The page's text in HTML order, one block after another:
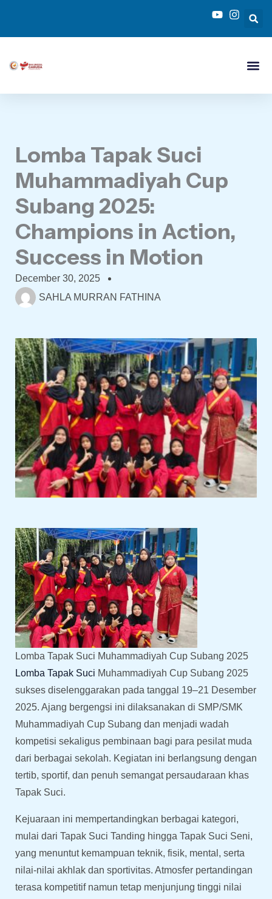
Lomba Tapak Suci
Muhammadiyah Cup
Subang 2025:
Champions in Action,
Success in Motion
December 30, 2025
SAHLA MURRAN FATHINA
Lomba Tapak Suci Muhammadiyah Cup Subang 2025
Lomba Tapak Suci Muhammadiyah Cup Subang 2025
sukses diselenggarakan pada tanggal 19–21 Desember
2025. Ajang bergengsi ini dilaksanakan di SMP/SMK
Muhammadiyah Cup Subang dan menjadi wadah
kompetisi sekaligus pembinaan bagi para pesilat muda
dari berbagai sekolah. Kegiatan ini berlangsung dengan
tertib, sportif, dan penuh semangat persaudaraan khas
Tapak Suci.
Kejuaraan ini mempertandingkan berbagai kategori,
mulai dari Tapak Suci Tanding hingga Tapak Suci Seni,
yang menuntut kemampuan teknik, fisik, mental, serta
nilai-nilai akhlak dan sportivitas. Atmosfer pertandingan
terasa kompetitif namun tetap menjunjung tinggi nilai